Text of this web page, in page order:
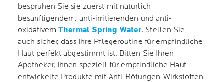
besprühen Sie sie zuerst mit natürlich
besänftigendem, anti-irritierenden und anti-
oxidativemThermal Spring Water. Stellen Sie
auch sicher, dass Ihre Pflegeroutine für empfindliche
Haut perfekt abgestimmt ist. Bitten Sie Ihren
Apotheker, Ihnen speziell für empfindliche Haut
entwickelte Produkte mit Anti-Rötungen-Wirkstoffen